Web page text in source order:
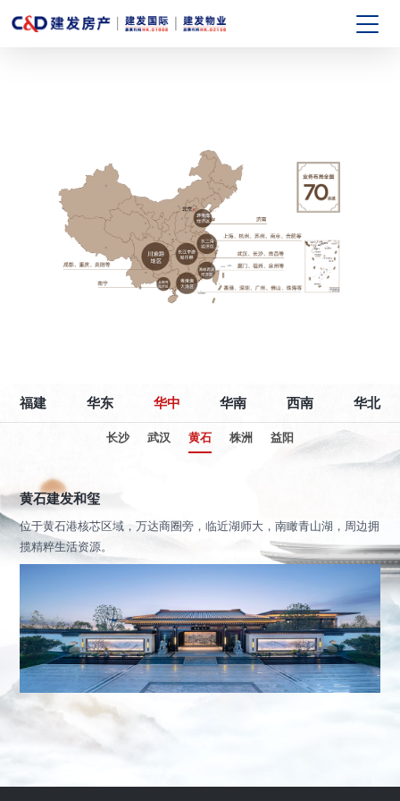
福建 华东 华中 华南 西南 华北
长沙 武汉 黄石 株洲 益阳
黄石建发和玺
位于黄石港核芯区域，万达商圈旁，临近湖师大，南瞰青山湖，周边拥
揽精粹生活资源。